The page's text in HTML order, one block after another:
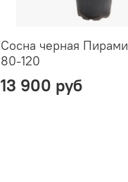
Сосна черная
80-120
13 900 руб